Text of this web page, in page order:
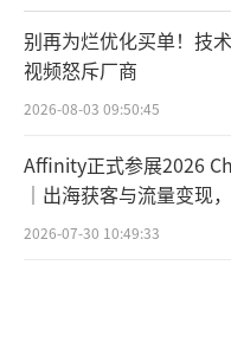
从目前公开的
显著提升3D游戏环
为、物理模拟以及
开发者而言，无疑
特别提到，这一
展提供基础性支持
别再为烂优化买单！技
视频怒斥厂商
2026-08-03 09:50:45
Affinity正式参展2026
｜出海获客与流量变现
2026-07-30 10:49:33